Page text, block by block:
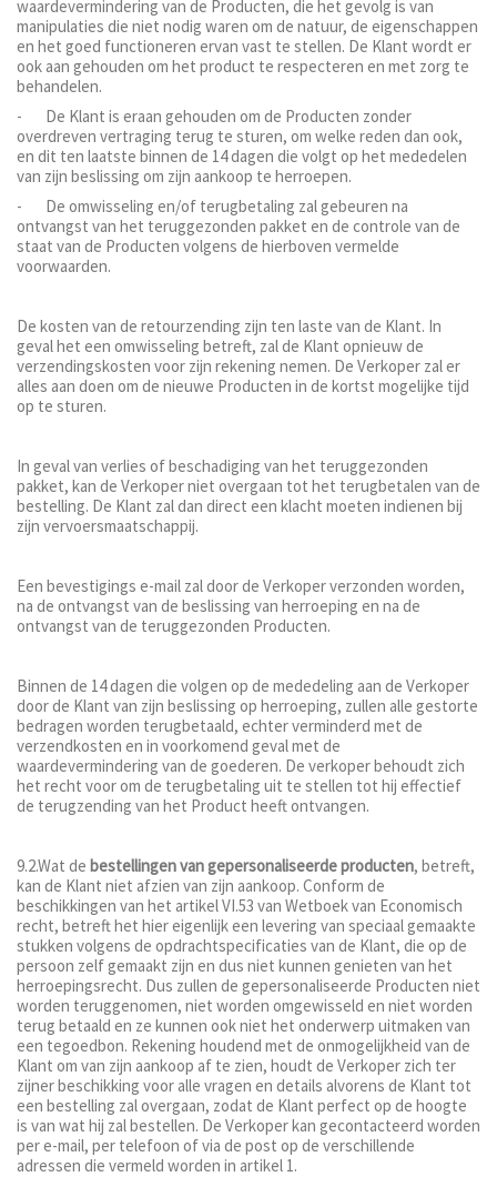
waardevermindering van de Producten, die het gevolg is van
manipulaties die niet nodig waren om de natuur, de eigenschappen
en het goed functioneren ervan vast te stellen. De Klant wordt er
ook aan gehouden om het product te respecteren en met zorg te
behandelen.
- De Klant is eraan gehouden om de Producten zonder
overdreven vertraging terug te sturen, om welke reden dan ook,
en dit ten laatste binnen de 14 dagen die volgt op het mededelen
van zijn beslissing om zijn aankoop te herroepen.
- De omwisseling en/of terugbetaling zal gebeuren na
ontvangst van het teruggezonden pakket en de controle van de
staat van de Producten volgens de hierboven vermelde
voorwaarden.
De kosten van de retourzending zijn ten laste van de Klant. In
geval het een omwisseling betreft, zal de Klant opnieuw de
verzendingskosten voor zijn rekening nemen. De Verkoper zal er
alles aan doen om de nieuwe Producten in de kortst mogelijke tijd
op te sturen.
In geval van verlies of beschadiging van het teruggezonden
pakket, kan de Verkoper niet overgaan tot het terugbetalen van de
bestelling. De Klant zal dan direct een klacht moeten indienen bij
zijn vervoersmaatschappij.
Een bevestigings e-mail zal door de Verkoper verzonden worden,
na de ontvangst van de beslissing van herroeping en na de
ontvangst van de teruggezonden Producten.
Binnen de 14 dagen die volgen op de mededeling aan de Verkoper
door de Klant van zijn beslissing op herroeping, zullen alle gestorte
bedragen worden terugbetaald, echter verminderd met de
verzendkosten en in voorkomend geval met de
waardevermindering van de goederen. De verkoper behoudt zich
het recht voor om de terugbetaling uit te stellen tot hij effectief
de terugzending van het Product heeft ontvangen.
9.2.Wat de bestellingen van gepersonaliseerde producten, betreft,
kan de Klant niet afzien van zijn aankoop. Conform de
beschikkingen van het artikel VI.53 van Wetboek van Economisch
recht, betreft het hier eigenlijk een levering van speciaal gemaakte
stukken volgens de opdrachtspecificaties van de Klant, die op de
persoon zelf gemaakt zijn en dus niet kunnen genieten van het
herroepingsrecht. Dus zullen de gepersonaliseerde Producten niet
worden teruggenomen, niet worden omgewisseld en niet worden
terug betaald en ze kunnen ook niet het onderwerp uitmaken van
een tegoedbon. Rekening houdend met de onmogelijkheid van de
Klant om van zijn aankoop af te zien, houdt de Verkoper zich ter
zijner beschikking voor alle vragen en details alvorens de Klant tot
een bestelling zal overgaan, zodat de Klant perfect op de hoogte
is van wat hij zal bestellen. De Verkoper kan gecontacteerd worden
per e-mail, per telefoon of via de post op de verschillende
adressen die vermeld worden in artikel 1.